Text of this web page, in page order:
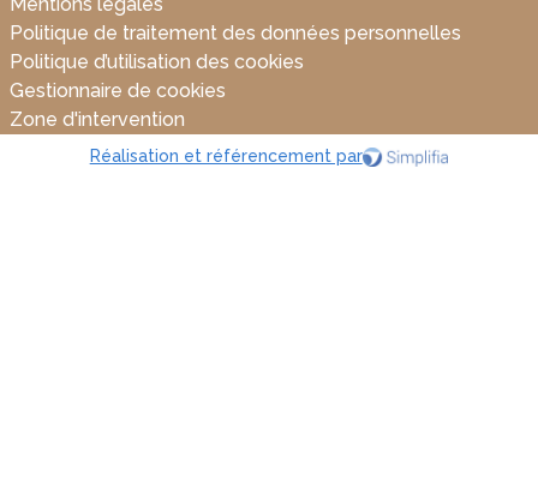
Politique de traitement des données personnelles
Politique d’utilisation des cookies
Gestionnaire de cookies
Zone d'intervention
Réalisation et référencement par